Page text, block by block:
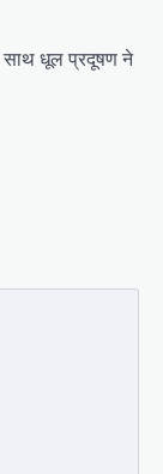
साथ धूल प्रदूषण ने